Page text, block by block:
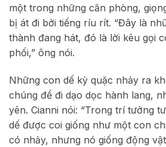
một trong những căn phòng,
bị át đi bởi tiếng ríu rít. “Đây là
thành đang hát, đó là lời kêu gọi
phối,” ông nói.
Những con dế kỳ quặc nhảy ra
chúng để đi dạo dọc hành lang,
yên. Cianni nói: “Trong trí tưởng
dế được coi giống như một con
có nhảy, nhưng nó giống động